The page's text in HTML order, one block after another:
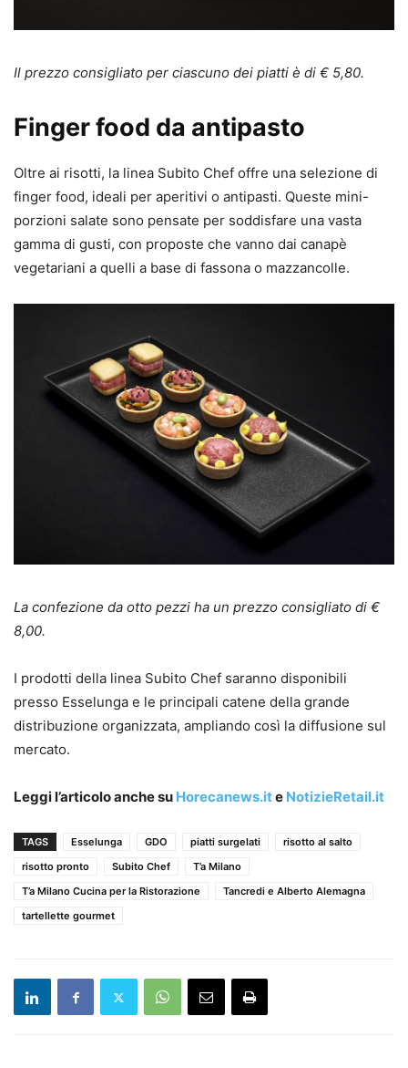
Il prezzo consigliato per ciascuno dei piatti è di € 5,80.
Finger food da antipasto
Oltre ai risotti, la linea Subito Chef offre una selezione di
finger food, ideali per aperitivi o antipasti. Queste mini-
porzioni salate sono pensate per soddisfare una vasta
gamma di gusti, con proposte che vanno dai canapè
vegetariani a quelli a base di fassona o mazzancolle.
La confezione da otto pezzi ha un prezzo consigliato di €
8,00.
I prodotti della linea Subito Chef saranno disponibili
presso Esselunga e le principali catene della grande
distribuzione organizzata, ampliando così la diffusione sul
mercato.
Leggi l’articolo anche su Horecanews.ite NotizieRetail.it
TAGS Esselunga GDO piatti surgelati
risotto al salto
risotto pronto
Subito Chef
T’a Milano
T’a Milano Cucina per la Ristorazione
Tancredi e Alberto Alemagna
tartellette gourmet